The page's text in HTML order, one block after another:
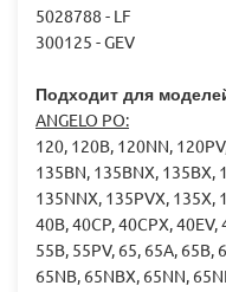
5028788 - LF
300125 - GEV
Подходит для
ANGELO PO:
120, 120B, 120NN,
135BN, 135BNX, 135BX,
135NNX, 135PVX, 135X,
40B, 40CP, 40CPX, 40EV,
55B, 55PV, 65, 65A, 65B,
65NB, 65NBX, 65NN,